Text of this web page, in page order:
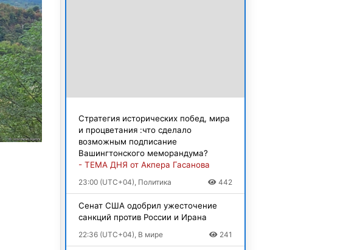
Стратегия исторических побед, мира
и процветания :что сделало
возможным подписание
Вашингтонского меморандума?
- ТЕМА ДНЯ от Акпера Гасанова
23:00 (UTC+04), Политика 442
Сенат США одобрил ужесточение
санкций против России и Ирана
22:36 (UTC+04), В мире 241